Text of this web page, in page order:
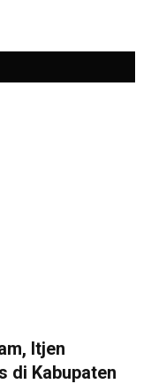
Itjen
di Kabupaten